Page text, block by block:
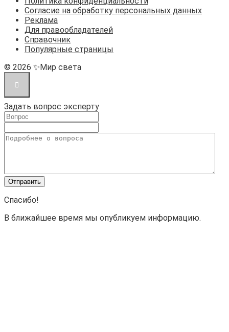
Согласие на обработку персональных данных
Реклама
Для правообладателей
Справочник
Популярные страницы
© 2026 ✨Мир света
Задать вопрос эксперту
Спасибо!
В ближайшее время мы опубликуем информацию.